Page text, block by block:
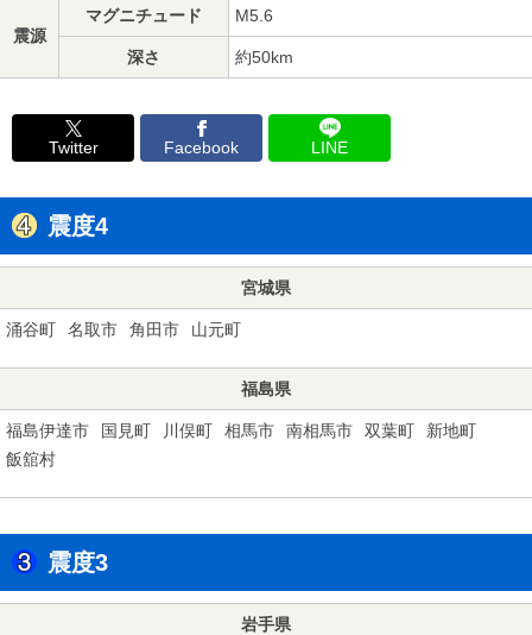
震源
マグニチュード M5.6
深さ 約50km
Twitter Facebook LINE
震度4
宮城県
涌谷町 名取市 角田市 山元町
福島県
福島伊達市 国見町 川俣町 相馬市 南相馬市 双葉町
新地町
飯舘村
震度3
岩手県